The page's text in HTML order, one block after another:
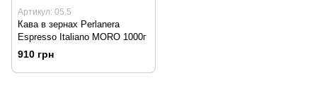
Артикул: 05.5
Кава в зернах Perlanera
Espresso Italiano MORO 1000г
910 грн